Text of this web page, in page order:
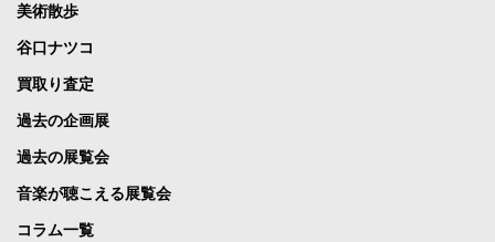
美術散歩
谷口ナツコ
買取り査定
過去の企画展
過去の展覧会
音楽が聴こえる展覧会
コラム一覧